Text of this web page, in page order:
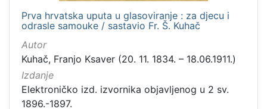
Prva hrvatska uputa u glasoviranje : za djecu i
odrasle samouke / sastavio Fr. Š. Kuhač
Autor
Kuhač, Franjo Ksaver (20. 11. 1834. – 18.06.1911.)
Izdanje
Elektroničko izd. izvornika objavljenog u 2 sv.
1896.-1897.